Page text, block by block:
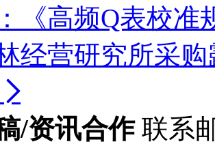
《高频Q表校
经营研究所采

/资讯合作 联系